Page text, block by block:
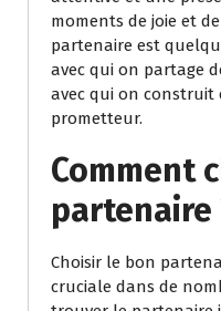
moments de joie et
partenaire est
avec qui on partage
avec qui on construit
prometteur.
Comment
partenaire
Choisir le bon
cruciale dans de